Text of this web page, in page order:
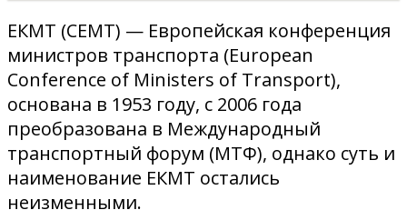
ЕКМТ (CEMT) — Европейская конференция
министров транспорта (European
Conference of Ministers of Transport),
основана в 1953 году, с 2006 года
преобразована в Международный
транспортный форум (МТФ), однако суть и
наименование ЕКМТ остались
неизменными.